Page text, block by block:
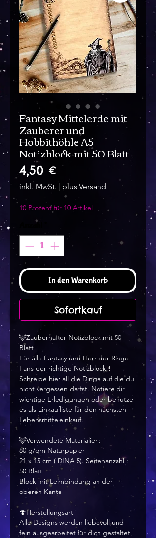
Fantasy Mittelerde mit
Zauberer und
Hobbithöhle A5
Notizblock mit 50 Blatt
4,50 €Preis
inkl. MwSt. | plus Versand
10 Prozent für 10 Artikel
In den Warenkorb
Sofortkauf
🦌Zauberhafter Notizblock mit 50
Blatt
Für alle Fantasy und Herr der Ringe
Fans der richtige Notizblock !
Schreibe hier all die Dinge auf die du
nicht vergessen darfst. Notiere dir
wichtige Erledigungen oder benutze
es als Einkaufliste für den nächsten
Lebensmitteleinkauf.
🦌Verwendete Materialien:
80 g/qm Naturpapier
21 x 15 cm ( DINA 5). Seitenanzahl :
50 Blatt
Block mit Leimbindung an der
oberen Kante
🍄Herstellungsart
Alle Designs werden liebevoll und
fein ausgearbeitet für dich gestaltet,